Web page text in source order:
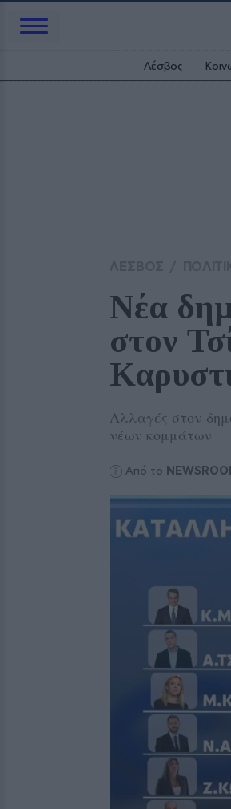
Λέσβος
Νέα
στον
Αλλαγές στον
νέων κομμάτων
Από το